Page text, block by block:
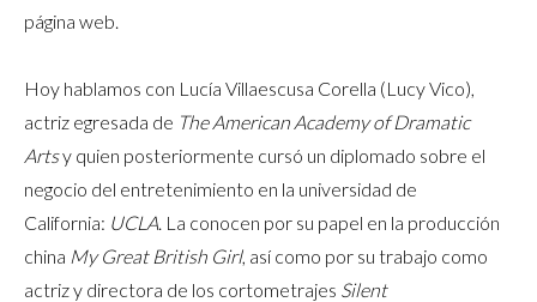
página web.
Hoy hablamos con Lucía Villaescusa Corella (Lucy Vico),
actriz egresada de The American Academy of Dramatic
Artsy quien posteriormente cursó un diplomado sobre el
negocio del entretenimiento en la universidad de
California: UCLA. La conocen por su papel en la producción
china My Great British Girl, así como por su trabajo como
actriz y directora de los cortometrajes Silent